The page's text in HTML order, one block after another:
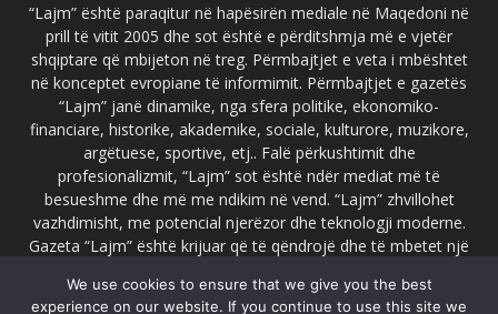
“Lajm” është paraqitur në hapësirën mediale në Maqedoni në
prill të vitit 2005 dhe sot është e përditshmja më e vjetër
shqiptare që mbijeton në treg. Përmbajtjet e veta i mbështet
në konceptet evropiane të informimit. Përmbajtjet e gazetës
“Lajm” janë dinamike, nga sfera politike, ekonomiko-
financiare, historike, akademike, sociale, kulturore, muzikore,
argëtuese, sportive, etj.. Falë përkushtimit dhe
profesionalizmit, “Lajm” sot është ndër mediat më të
besueshme dhe më me ndikim në vend. “Lajm” zhvillohet
vazhdimisht, me potencial njerëzor dhe teknologji moderne.
Gazeta “Lajm” është krijuar që të qëndrojë dhe të mbetet një
faqja zyrtare e gazetës “Lajm”, www.lajmpress.org është një
We use cookies to ensure that we give you the best
experience on our website. If you continue to use this site we